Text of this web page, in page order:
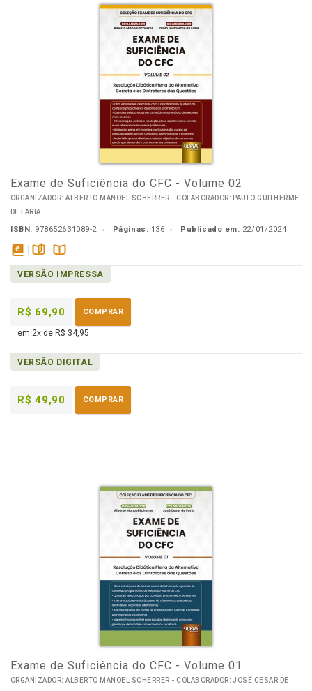
Exame de Suficiência do CFC - Volume 02
ORGANIZADOR: ALBERTO MANOEL SCHERRER - COLABORADOR: PAULO GUILHERME
DE FARIA
ISBN: 978652631089-2 Páginas: 136 Publicado em: 22/01/2024
disponível
em
páginasDisponível
na
VERSÃO IMPRESSA
R$ 69,90 COMPRAR
em 2x de R$ 34,95
VERSÃO DIGITAL
R$ 49,90 COMPRAR
Exame de Suficiência do CFC - Volume 01
ORGANIZADOR: ALBERTO MANOEL SCHERRER - COLABORADOR: JOSÉ CESAR DE